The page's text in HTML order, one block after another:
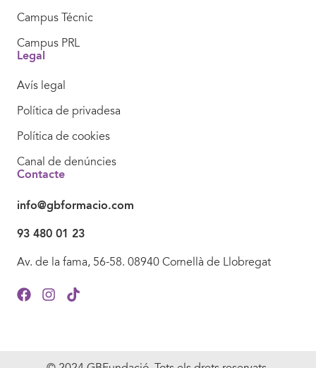
Campus Técnic
Campus PRL
Legal
Avís legal
Política de privadesa
Política de cookies
Canal de denúncies
Contacte
info@gbformacio.com
93 480 01 23
Av. de la fama, 56-58. 08940 Cornellà de Llobregat